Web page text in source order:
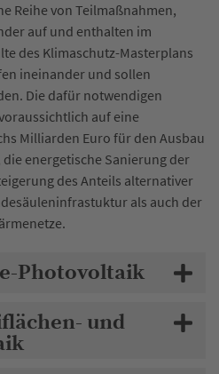
Reihe von Teilmaßnahmen,
auf und enthalten im
des Klimaschutz-Masterplans
ineinander und sollen
Die dafür notwendigen
auf eine
Milliarden Euro für den Ausbau
energetische Sanierung der
des Anteils alternativer
als auch der
Photovoltaik
und